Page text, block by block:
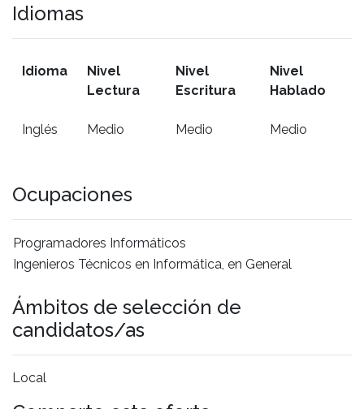
Idiomas
Idioma
Nivel
Lectura
Nivel
Escritura
Nivel
Hablado
Inglés Medio Medio Medio
Ocupaciones
Programadores Informáticos
Ingenieros Técnicos en Informática, en General
Ámbitos de selección de
candidatos/as
Local